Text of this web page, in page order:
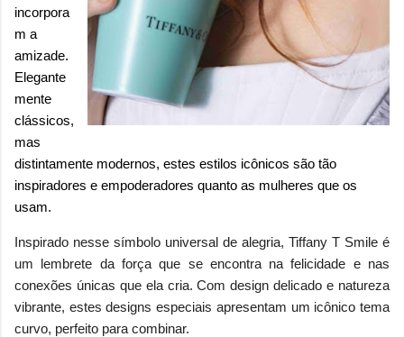
incorpora
m a
amizade.
Elegante
mente
clássicos,
mas
distintamente modernos, estes estilos icônicos são tão
inspiradores e empoderadores quanto as mulheres que os
usam.
Inspirado nesse símbolo universal de alegria, Tiffany T Smile é
um lembrete da força que se encontra na felicidade e nas
conexões únicas que ela cria. Com design delicado e natureza
vibrante, estes designs especiais apresentam um icônico tema
curvo, perfeito para combinar.